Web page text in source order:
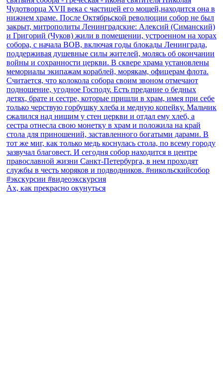
Ах, как прекрасно окунуться